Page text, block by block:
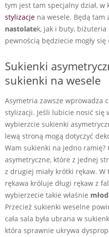
tym jest tam specjalny dział,
stylizacje na wesele. Będą tam
nastolatek, jak i buty, biżuteria
pewnością będziecie mogły
Sukienki
sukienki na wesele
Asymetria zawsze wprowadza
stylizacji. Jeśli lubicie nosić się
wybierzcie sukienki
lewą stroną mogą dotyczyć
Wam sukienki na jedno ramię?
asymetryczne, które z jednej
z drugiej miały krótki rękaw.
rękawa króluje długi rękaw z
wybierzecie takie właśnie
Przecież sukienki weselne
cała sala była ubrana w
która sprawnie ukrywa